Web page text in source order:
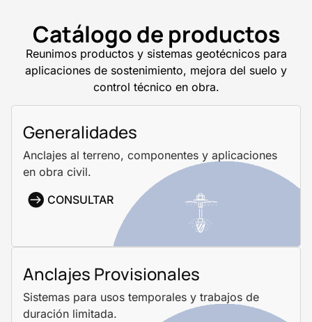
Catálogo de productos
Reunimos productos y sistemas geotécnicos para
aplicaciones de sostenimiento, mejora del suelo y
control técnico en obra.
Generalidades
Anclajes al terreno, componentes y aplicaciones
en obra civil.
CONSULTAR
Anclajes Provisionales
Sistemas para usos temporales y trabajos de
duración limitada.